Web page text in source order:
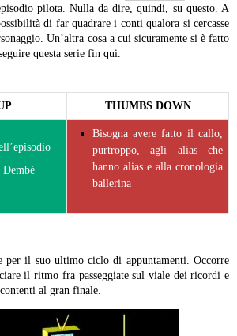
pilota. Nulla da dire, quindi, su questo. A
di far quadrare i conti qualora si cercasse
Un’altra cosa a cui sicuramente si è fatto
questa serie fin qui.
THUMBS DOWN
Bisogna avere fatto il callo,
purtroppo, agli alias che
hanno alias e alla cronologia
ballerina
per il suo ultimo ciclo di appuntamenti. Occorre
il ritmo fra passeggiate sul viale dei ricordi e
al gran finale.